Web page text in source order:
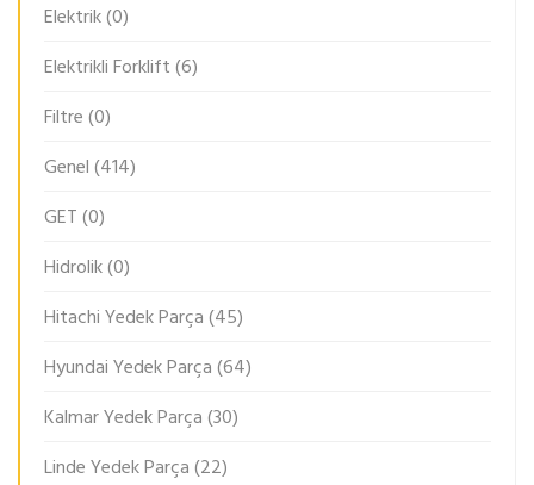
Elektrik(0)
Elektrikli Forklift(6)
Filtre(0)
Genel(414)
GET(0)
Hidrolik(0)
Hitachi Yedek Parça(45)
Hyundai Yedek Parça(64)
Kalmar Yedek Parça(30)
Linde Yedek Parça(22)